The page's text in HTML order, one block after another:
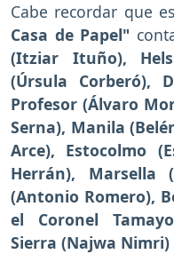
Cabe recordar que
Casa de Papel"
(Itziar Ituño),
(Úrsula Corberó),
Profesor (Álvaro
Serna), Manila
Arce), Estocolmo
Herrán), Marsella
(Antonio Romero),
el Coronel
Sierra (Najwa